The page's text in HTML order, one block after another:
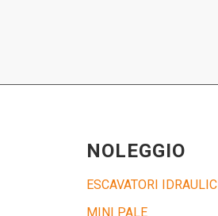
NOLEGGIO
ESCAVATORI IDRAULICI
MINI PALE